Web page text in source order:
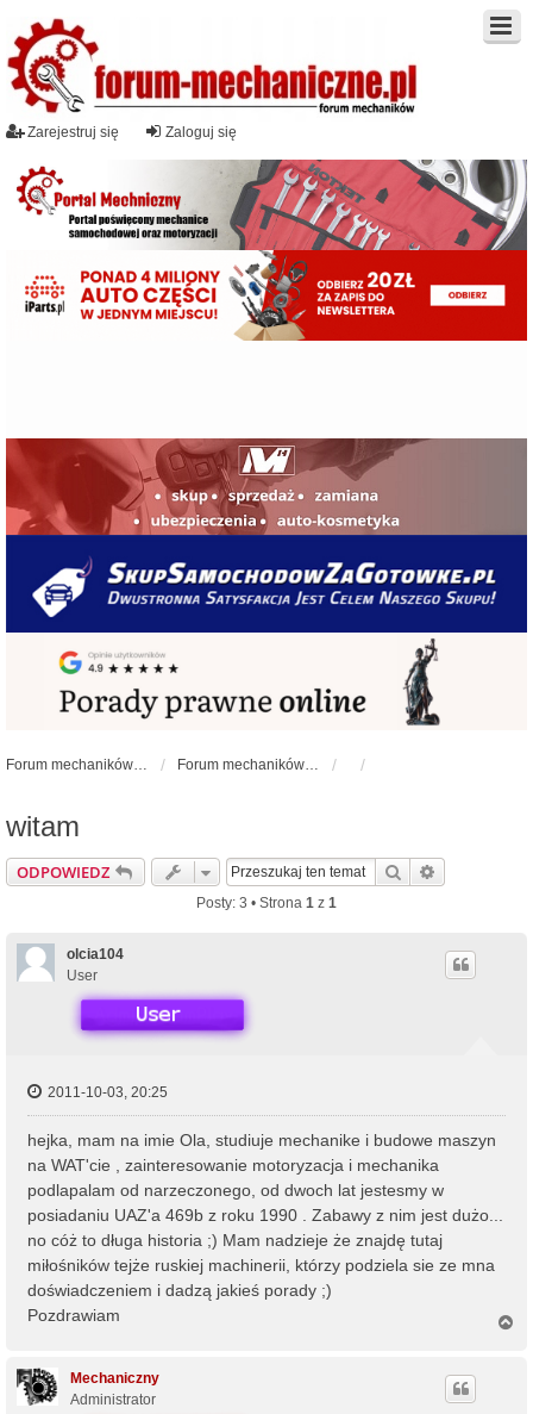
Zaloguj się
Zarejestruj się
Forum mechaników samochodowych - forum-mechaniczne.pl Forum mechaników samochodowych
witam
ODPOWIEDZ Szukaj
Posty: 3 • Strona 1 z 1
olcia104
User
2011-10-03, 20:25
hejka, mam na imie Ola, studiuje mechanike i budowe maszyn
na WAT'cie , zainteresowanie motoryzacja i mechanika
podlapalam od narzeczonego, od dwoch lat jestesmy w
posiadaniu UAZ'a 469b z roku 1990 . Zabawy z nim jest dużo...
no cóż to długa historia ;) Mam nadzieje że znajdę tutaj
miłośników tejże ruskiej machinerii, którzy podziela sie ze mna
doświadczeniem i dadzą jakieś porady ;)
Pozdrawiam
Mechaniczny
Administrator